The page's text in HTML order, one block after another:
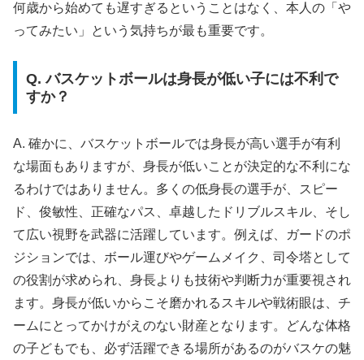
何歳から始めても遅すぎるということはなく、本人の「や
ってみたい」という気持ちが最も重要です。
Q. バスケットボールは身長が低い子には不利で
すか？
A. 確かに、バスケットボールでは身長が高い選手が有利
な場面もありますが、身長が低いことが決定的な不利にな
るわけではありません。多くの低身長の選手が、スピー
ド、俊敏性、正確なパス、卓越したドリブルスキル、そし
て広い視野を武器に活躍しています。例えば、ガードのポ
ジションでは、ボール運びやゲームメイク、司令塔として
の役割が求められ、身長よりも技術や判断力が重要視され
ます。身長が低いからこそ磨かれるスキルや戦術眼は、チ
ームにとってかけがえのない財産となります。どんな体格
の子どもでも、必ず活躍できる場所があるのがバスケの魅